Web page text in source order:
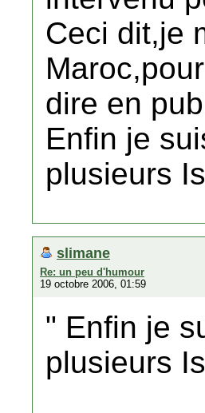
Ceci dit,je
dire en
Enfin je
plusieurs
slimane
Re: un peu d'humour
19 octobre 2006, 01:59
" Enfin je
plusieurs